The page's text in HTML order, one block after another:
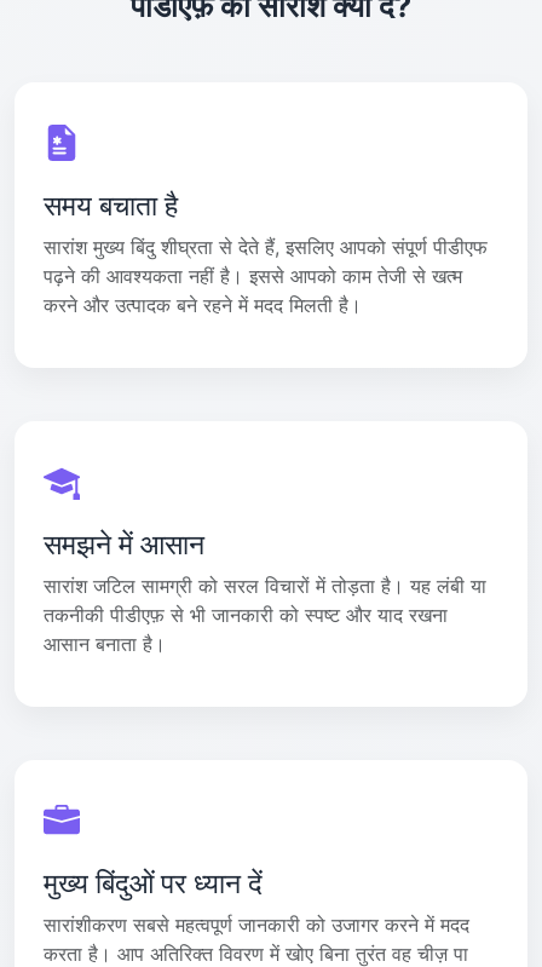
समय बचाता है
सारांश मुख्य बिंदु शीघ्रता से देते हैं, इसलिए आपको संपूर्ण पीडीएफ
पढ़ने की आवश्यकता नहीं है। इससे आपको काम तेजी से खत्म
करने और उत्पादक बने रहने में मदद मिलती है।
समझने में आसान
सारांश जटिल सामग्री को सरल विचारों में तोड़ता है। यह लंबी या
तकनीकी पीडीएफ़ से भी जानकारी को स्पष्ट और याद रखना
आसान बनाता है।
मुख्य बिंदुओं पर ध्यान दें
सारांशीकरण सबसे महत्वपूर्ण जानकारी को उजागर करने में मदद
करता है। आप अतिरिक्त विवरण में खोए बिना तुरंत वह चीज़ पा